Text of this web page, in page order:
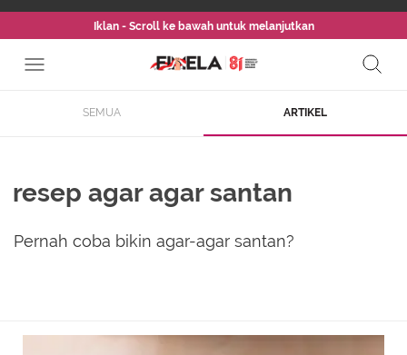
Iklan - Scroll ke bawah untuk melanjutkan
SEMUA ARTIKEL
resep agar agar santan
Pernah coba bikin agar-agar santan?